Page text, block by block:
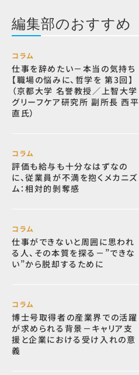
編集部のおすすめ
コラム
仕事を辞めたい－本当の気持ち
【職場の悩みに、哲学を 第3回】
（京都大学 名誉教授／上智大学
グリーフケア研究所 副所長 西平
直氏）
コラム
評価も給与も十分なはずなの
に、従業員が不満を抱くメカニズ
ム：相対的剝奪感
コラム
仕事ができないと周囲に思われ
る人、その本質を探る－”できな
い”から脱却するために
コラム
博士号取得者の産業界での活躍
が求められる背景－キャリア支
援と企業における受け入れの意
義